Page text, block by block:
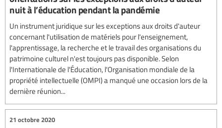
nuit à l’éducation pendant la pandémie
Un instrument juridique sur les exceptions aux droits d'auteur
concernant l'utilisation de matériels pour l'enseignement,
l'apprentissage, la recherche et le travail des organisations du
patrimoine culturel n'est toujours pas disponible. Selon
l'Internationale de l'Éducation, l'Organisation mondiale de la
propriété intellectuelle (OMPI) a manqué une occasion lors de la
dernière réunion...
21 octobre 2020